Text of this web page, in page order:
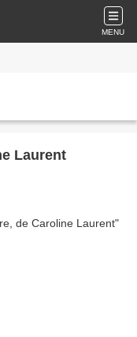
MENU
Laurent